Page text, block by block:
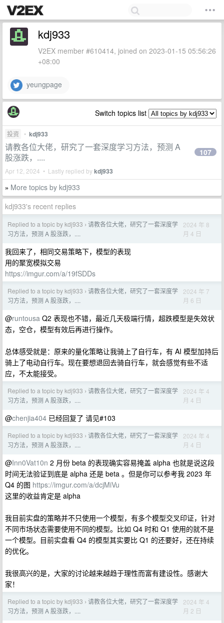
kdj933
V2EX member #610414, joined on 2023-01-15 05:56:26
+08:00
yeungpage
Switch topics list
投资 • kdj933
请教各位大佬，研究了一套深度学习方法，预测 A
股涨跌，....
Apr 12, 2024 • Lastly replied bykdj933
107
» More topics by kdj933
kdj933's recent replies
Replied to a topic by kdj933 › 请教各位大佬，研究了一套深度学
习方法，预测 A 股涨跌，....
2024 年 8
月 4 日
我回来了，相同交易策略下，模型的表现
用的聚宽模拟交易
https://imgur.com/a/19fSDDs
Replied to a topic by kdj933 › 请教各位大佬，研究了一套深度学
习方法，预测 A 股涨跌，....
2024 年 7
月 6 日
@runtousa Q2 表现也不错，最近几天极端行情，超跌模型是失效状
态，空仓，模型有效后再进行操作。
总体感受就是：原来的量化策略让我骑上了自行车，有 AI 模型加持后
骑上了电动自行车。现在要想退回去骑自行车，就会感觉有些不适
应，不太能接受。
Replied to a topic by kdj933 › 请教各位大佬，研究了一套深度学
习方法，预测 A 股涨跌，....
2024 年 4
月 4 日
@chenjia404 已经回复了 请见#103
Replied to a topic by kdj933 › 请教各位大佬，研究了一套深度学
习方法，预测 A 股涨跌，....
2024 年 4
月 4 日
@Inn0Vat10n 2 月份 beta 的表现确实容易掩盖 alpha 也就是说这段
时间无法验证到底是 alpha 还是 beta 。但是你可以参考我 2023 年
Q4 的图 https://imgur.com/a/dcjMiVu
这里的收益肯定是 alpha
我目前实盘的策略并不只使用一个模型，有多个模型交叉印证，针对
不同市场状态需要使用不同的模型。比如 Q4 时和 Q1 使用的就不是
一个模型。目前实盘看 Q4 的模型其实要比 Q1 的还要好，还在持续
的优化。
我很高兴的是，大家的讨论越来越趋于理性而富有建设性。感谢大
家！
Replied to a topic by kdj933 › 请教各位大佬，研究了一套深度学
习方法，预测 A 股涨跌，....
2024 年 4
月 2 日